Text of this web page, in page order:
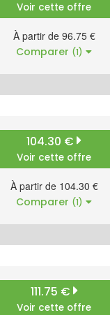
Voir cette offre
À partir de 96.75 €
Comparer (1)
104.30 €
Voir cette offre
À partir de 104.30 €
Comparer (1)
111.75 €
Voir cette offre